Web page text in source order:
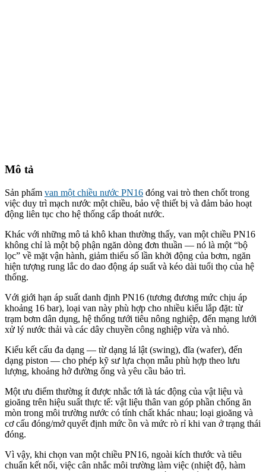
Mô tả
Sản phẩm van một chiều nước PN16 đóng vai trò then chốt trong
việc duy trì mạch nước một chiều, bảo vệ thiết bị và đảm bảo hoạt
động liên tục cho hệ thống cấp thoát nước.
Khác với những mô tả khô khan thường thấy, van một chiều PN16
không chỉ là một bộ phận ngăn dòng đơn thuần — nó là một “bộ
lọc” về mặt vận hành, giảm thiểu số lần khởi động của bơm, ngăn
hiện tượng rung lắc do dao động áp suất và kéo dài tuổi thọ của hệ
thống.
Với giới hạn áp suất danh định PN16 (tương đương mức chịu áp
khoảng 16 bar), loại van này phù hợp cho nhiều kiểu lắp đặt: từ
trạm bơm dân dụng, hệ thống tưới tiêu nông nghiệp, đến mạng lưới
xử lý nước thải và các dây chuyền công nghiệp vừa và nhỏ.
Kiểu kết cấu đa dạng — từ dạng lá lật (swing), đĩa (wafer), đến
dạng piston — cho phép kỹ sư lựa chọn mẫu phù hợp theo lưu
lượng, khoảng hở đường ống và yêu cầu bảo trì.
Một ưu điểm thường ít được nhắc tới là tác động của vật liệu và
gioăng trên hiệu suất thực tế: vật liệu thân van góp phần chống ăn
mòn trong môi trường nước có tính chất khác nhau; loại gioăng và
cơ cấu đóng/mở quyết định mức ồn và mức rò rỉ khi van ở trạng thái
đóng.
Vì vậy, khi chọn van một chiều PN16, ngoài kích thước và tiêu
chuẩn kết nối, việc cân nhắc môi trường làm việc (nhiệt độ, hàm